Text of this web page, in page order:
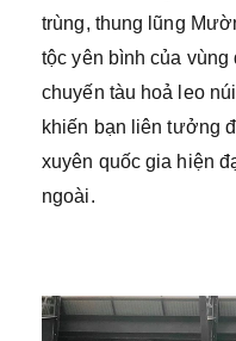
trùng, thung lũng
tộc yên bình của vùng
chuyến tàu hoả leo
khiến bạn liên tưởng
xuyên quốc gia hiện
ngoài.